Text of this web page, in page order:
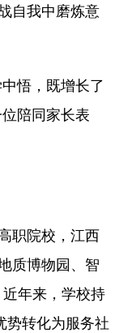
自我中磨炼意
悟，既增长了
陪同家长表
职院校，江西
质博物园、智
年来，学校持
势转化为服务社